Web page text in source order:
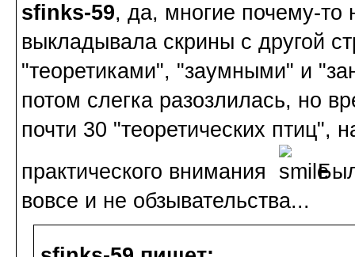
sfinks-59, да, многие почему-
выкладывала скрины с другой
"теоретиками", "заумными" и
потом слегка разозлилась, но
почти 30 "теоретических птиц",
практического внимания
вовсе и не обзывательства...